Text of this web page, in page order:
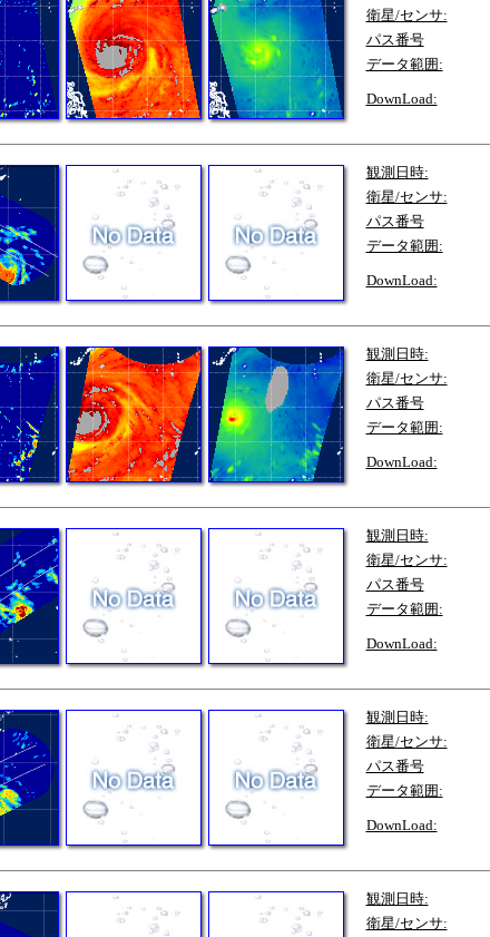
衛星/センサ:
パス番号
データ範囲:
DownLoad:
観測日時:
衛星/センサ:
パス番号
データ範囲:
DownLoad:
観測日時:
衛星/センサ:
パス番号
データ範囲:
DownLoad:
観測日時:
衛星/センサ:
パス番号
データ範囲:
DownLoad:
観測日時:
衛星/センサ:
パス番号
データ範囲:
DownLoad:
観測日時:
衛星/センサ: